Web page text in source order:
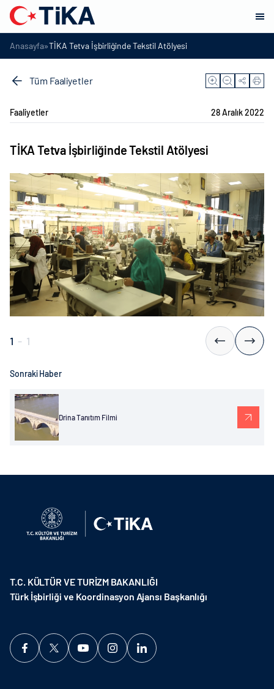
Anasayfa»TİKA Tetva İşbirliğinde Tekstil Atölyesi
Tüm Faaliyetler
Faaliyetler 28 Aralık 2022
TİKA Tetva İşbirliğinde Tekstil Atölyesi
1 - 1
Sonraki Haber
Drina Tanıtım Filmi
T.C. KÜLTÜR VE TURİZM BAKANLIĞI
Türk İşbirliği ve Koordinasyon Ajansı Başkanlığı